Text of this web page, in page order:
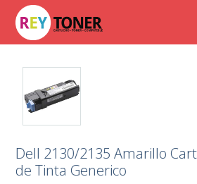
Dell 2130/2135 Amarillo
de Tinta Generico